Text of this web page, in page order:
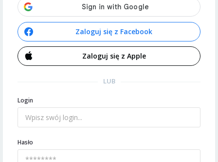
Zaloguj się z Facebook
Zaloguj się z Apple
LUB
Login
Hasło